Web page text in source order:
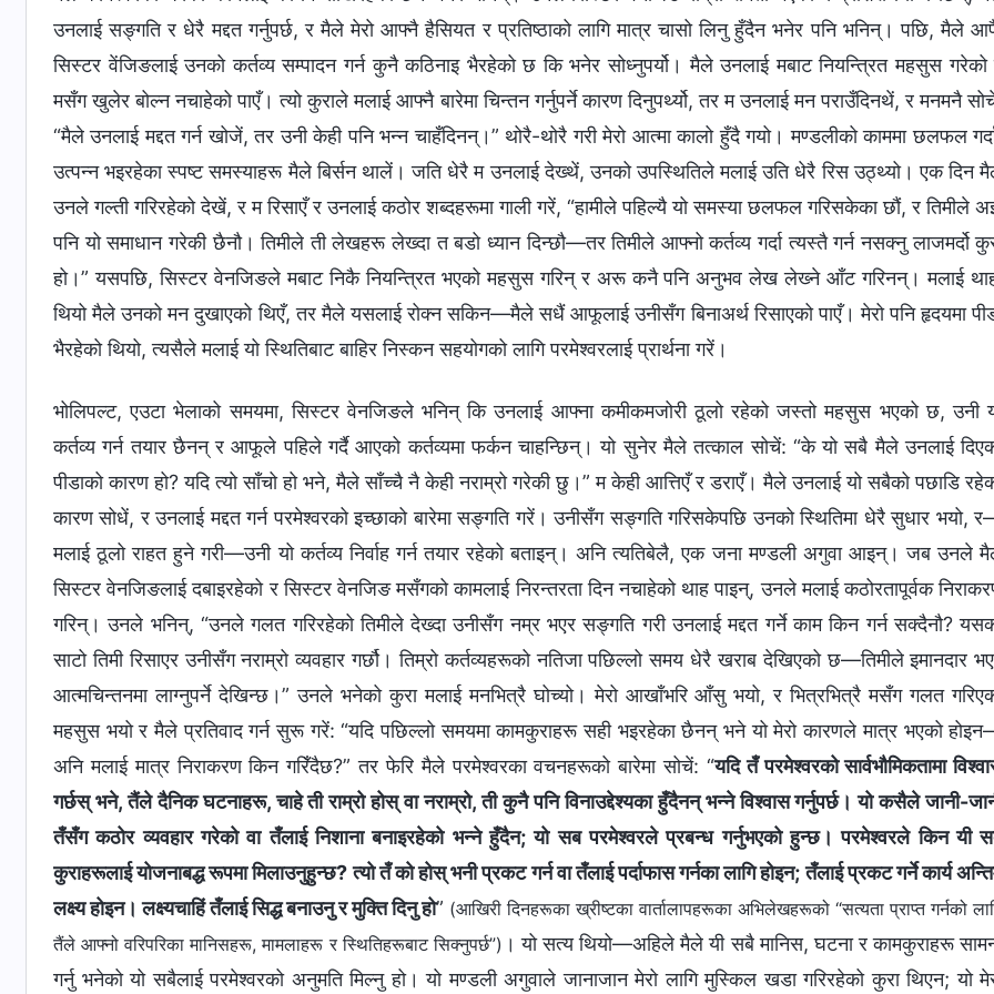
उनलाई सङ्गति र धेरै मद्दत गर्नुपर्छ, र मैले मेरो आफ्नै हैसियत र प्रतिष्ठाको लागि मात्र चासो लिनु हुँदैन भनेर पनि भनिन्। पछि, मैले
सिस्टर वेंजिङलाई उनको कर्तव्य सम्पादन गर्न कुनै कठिनाइ भैरहेको छ कि भनेर सोध्‍नुपर्यो। मैले उनलाई मबाट नियन्त्रित महसुस गरेको
मसँग खुलेर बोल्न नचाहेको पाएँ। त्यो कुराले मलाई आफ्नै बारेमा चिन्तन गर्नुपर्ने कारण दिनुपर्थ्यो, तर म उनलाई मन पराउँदिनथें, र मनमनै
“मैले उनलाई मद्दत गर्न खोजें, तर उनी केही पनि भन्न चाहँदिनन्।” थोरै-थोरै गरी मेरो आत्मा कालो हुँदै गयो। मण्डलीको काममा छलफल
उत्पन्न भइरहेका स्पष्ट समस्याहरू मैले बिर्सन थालें। जति धेरै म उनलाई देख्थें, उनको उपस्थितिले मलाई उति धेरै रिस उठ्थ्यो। एक दिन
उनले गल्ती गरिरहेको देखें, र म रिसाएँ र उनलाई कठोर शब्दहरूमा गाली गरें, “हामीले पहिल्यै यो समस्या छलफल गरिसकेका छौं, र तिमीले
पनि यो समाधान गरेकी छैनौ। तिमीले ती लेखहरू लेख्दा त बडो ध्यान दिन्छौ—तर तिमीले आफ्नो कर्तव्य गर्दा त्यस्तै गर्न नसक्‍नु लाजमर्दो
हो।” यसपछि, सिस्टर वेनजिङले मबाट निकै नियन्त्रित भएको महसुस गरिन् र अरू कनै पनि अनुभव लेख लेख्‍ने आँट गरिनन्। मलाई
थियो मैले उनको मन दुखाएको थिएँ, तर मैले यसलाई रोक्‍न सकिन—मैले सधैं आफूलाई उनीसँग बिनाअर्थ रिसाएको पाएँ। मेरो पनि हृदयमा
भैरहेको थियो, त्यसैले मलाई यो स्थितिबाट बाहिर निस्कन सहयोगको लागि परमेश्‍वरलाई प्रार्थना गरें।
भोलिपल्ट, एउटा भेलाको समयमा, सिस्टर वेनजिङले भनिन् कि उनलाई आफ्ना कमीकमजोरी ठूलो रहेको जस्तो महसुस भएको छ, उनी
कर्तव्य गर्न तयार छैनन् र आफूले पहिले गर्दै आएको कर्तव्यमा फर्कन चाहन्छिन्। यो सुनेर मैले तत्काल सोचें: “के यो सबै मैले उनलाई
पीडाको कारण हो? यदि त्यो साँचो हो भने, मैले साँच्‍चै नै केही नराम्रो गरेकी छु।” म केही आत्तिएँ र डराएँ। मैले उनलाई यो सबैको पछाडि
कारण सोधें, र उनलाई मद्दत गर्न परमेश्‍वरको इच्छाको बारेमा सङ्गति गरें। उनीसँग सङ्गति गरिसकेपछि उनको स्थितिमा धेरै सुधार भयो,
मलाई ठूलो राहत हुने गरी—उनी यो कर्तव्य निर्वाह गर्न तयार रहेको बताइन्। अनि त्यतिबेलै, एक जना मण्डली अगुवा आइन्। जब उनले
सिस्टर वेनजिङलाई दबाइरहेको र सिस्टर वेनजिङ मसँगको कामलाई निरन्तरता दिन नचाहेको थाह पाइन्, उनले मलाई कठोरतापूर्वक
गरिन्। उनले भनिन्, “उनले गलत गरिरहेको तिमीले देख्दा उनीसँग नम्र भएर सङ्गति गरी उनलाई मद्दत गर्ने काम किन गर्न सक्दैनौ?
साटो तिमी रिसाएर उनीसँग नराम्रो व्यवहार गर्छौ। तिम्रो कर्तव्यहरूको नतिजा पछिल्लो समय धेरै खराब देखिएको छ—तिमीले इमानदार
आत्मचिन्तनमा लाग्‍नुपर्ने देखिन्छ।” उनले भनेको कुरा मलाई मनभित्रै घोच्यो। मेरो आखाँभरि आँसु भयो, र भित्रभित्रै मसँग गलत
महसुस भयो र मैले प्रतिवाद गर्न सुरू गरें: “यदि पछिल्लो समयमा कामकुराहरू सही भइरहेका छैनन् भने यो मेरो कारणले मात्र भएको
अनि मलाई मात्र निराकरण किन गरिँदैछ?” तर फेरि मैले परमेश्‍वरका वचनहरूको बारेमा सोचें: “यदि तँ परमेश्‍वरको सार्वभौमिकतामा
गर्छस् भने, तैंले दैनिक घटनाहरू, चाहे ती राम्रो होस् वा नराम्रो, ती कुनै पनि विनाउद्देश्यका हुँदैनन् भन्‍ने विश्‍वास गर्नुपर्छ। यो कसैले जानी-
तँसँग कठोर व्यवहार गरेको वा तँलाई निशाना बनाइरहेको भन्‍ने हुँदैन; यो सब परमेश्‍वरले प्रबन्ध गर्नुभएको हुन्छ। परमेश्‍वरले किन यी
कुराहरूलाई योजनाबद्ध रूपमा मिलाउनुहुन्छ? त्यो तँ को होस् भनी प्रकट गर्न वा तँलाई पर्दाफास गर्नका लागि होइन; तँलाई प्रकट गर्ने कार्य
लक्ष्य होइन। लक्ष्यचाहिं तँलाई सिद्ध बनाउनु र मुक्ति दिनु हो” (आखिरी दिनहरूका ख्रीष्टका वार्तालापहरूका अभिलेखहरूको “सत्यता प्राप्त गर्नको
तैंले आफ्नो वरिपरिका मानिसहरू, मामलाहरू र स्थितिहरूबाट सिक्नुपर्छ”) । यो सत्य थियो—अहिले मैले यी सबै मानिस, घटना र कामकुराहरू
गर्नु भनेको यो सबैलाई परमेश्‍वरको अनुमति मिल्नु हो। यो मण्डली अगुवाले जानाजान मेरो लागि मुस्किल खडा गरिरहेको कुरा थिएन; यो